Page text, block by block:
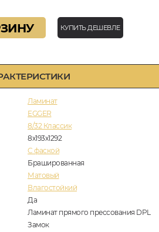
Ламинат
EGGER
8/32 Классик
8х193х1292
C фаской
Брашированная
Матовый
Влагостойкий
Да
Ламинат прямого прессования DPL
Замок
КУПИТЬ ДЕШЕВЛЕ